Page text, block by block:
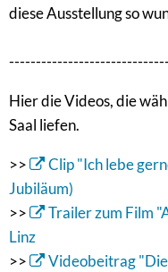
diese Ausstellung so
Hier die Videos, die
Saal liefen.
>>
Clip "Ich lebe
Jubiläum)
>>
Trailer zum Film
Linz
>>
Videobeitrag